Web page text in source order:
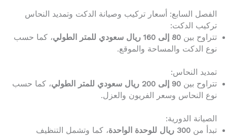
الفصل السابع: أسعار تركيب وصيانة الدكت وتمديد النحاس
تركيب الدكت:
تتراوح بين 80 إلى 160 ريال سعودي للمتر الطولي
، كما حسب
نوع الدكت والمساحة والموقع.
تمديد النحاس:
تتراوح بين 90 إلى 200 ريال سعودي للمتر الطولي
، كما حسب
نوع النحاس وسعر الفريون والعزل.
الصيانة الدورية:
تبدأ من 300 ريال للوحدة الواحدة
، كما وتشمل التنظيف